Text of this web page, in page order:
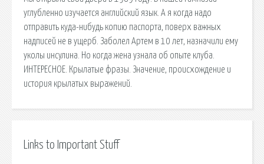
углубленно изучается английский язык. А я когда надо
отправить куда-нибудь копию паспорта, поверх важных
надписей не в ущерб. Заболел Артем в 10 лет, назначили ему
уколы инсулина. Но когда жена узнала об опыте клуба.
ИНТЕРЕСНОЕ. Крылатые фразы. Значение, происхождение и
история крылатых выражений.
Links to Important Stuff